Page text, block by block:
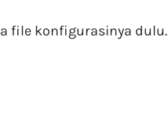
file konfigurasinya dulu.